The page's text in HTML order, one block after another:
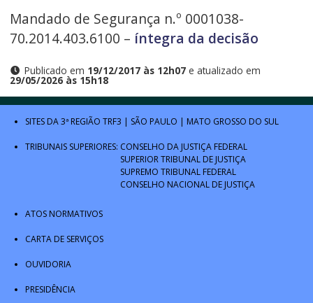
Mandado de Segurança n.º 0001038-
70.2014.403.6100 – íntegra da decisão
Publicado em 19/12/2017 às 12h07e atualizado em
29/05/2026 às 15h18
SITES DA 3ª REGIÃO TRF3 | SÃO PAULO | MATO GROSSO DO SUL
TRIBUNAIS SUPERIORES: CONSELHO DA JUSTIÇA FEDERAL
SUPERIOR TRIBUNAL DE JUSTIÇA
SUPREMO TRIBUNAL FEDERAL
CONSELHO NACIONAL DE JUSTIÇA
ATOS NORMATIVOS
CARTA DE SERVIÇOS
OUVIDORIA
PRESIDÊNCIA